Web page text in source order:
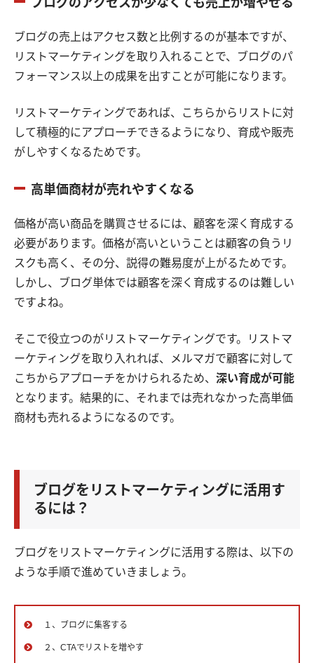
ブログの売上はアクセス数と比例するのが基本ですが、
リストマーケティングを取り入れることで、ブログのパ
フォーマンス以上の成果を出すことが可能になります。
リストマーケティングであれば、こちらからリストに対
して積極的にアプローチできるようになり、育成や販売
がしやすくなるためです。
高単価商材が売れやすくなる
価格が高い商品を購買させるには、顧客を深く育成する
必要があります。価格が高いということは顧客の負うリ
スクも高く、その分、説得の難易度が上がるためです。
しかし、ブログ単体では顧客を深く育成するのは難しい
ですよね。
そこで役立つのがリストマーケティングです。リストマ
ーケティングを取り入れれば、メルマガで顧客に対して
こちからアプローチをかけられるため、 深い育成が可能
となります。結果的に、それまでは売れなかった高単価
商材も売れるようになるのです。
ブログをリストマーケティングに活用す
るには？
ブログをリストマーケティングに活用する際は、以下の
ような手順で進めていきましょう。
１、ブログに集客する
２、CTAでリストを増やす